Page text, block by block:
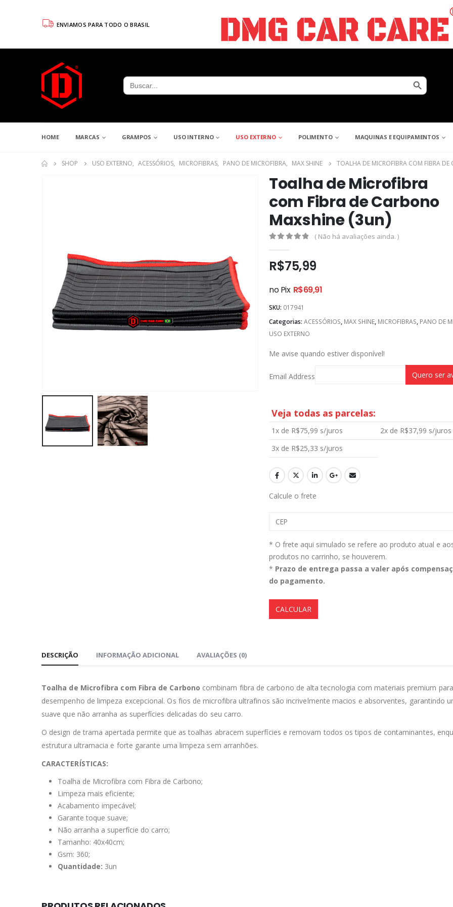
ENVIAMOS PARA TODO O BRASIL
Search
for:
Search Button
HOME MARCAS GRAMPOS USO INTERNO USO EXTERNO POLIMENTO MAQUINAS E EQUIPAMENTOS
SHOP USO EXTERNO, ACESSÓRIOS, MICROFIBRAS, PANO DE MICROFIBRA, MAX SHINE TOALHA DE MICROFIBRA COM FIBRA
Toalha de Microfibra
com Fibra de Carbono
Maxshine (3un)
( Não há avaliações ainda. )
R$75,99
no Pix R$69,91
SKU: 017941
Categorias: ACESSÓRIOS, MAX SHINE, MICROFIBRAS, PANO DE
USO EXTERNO
Me avise quando estiver disponível!
Email Address
Veja todas as parcelas:
1x de R$75,99 s/juros 2x de R$37,99 s/juros
3x de R$25,33 s/juros
Calcule o frete
* O frete aqui simulado se refere ao produto atual e
produtos no carrinho, se houverem.
* Prazo de entrega passa a valer após
do pagamento.
CALCULAR
DESCRIÇÃO INFORMAÇÃO ADICIONAL AVALIAÇÕES (0)
Toalha de Microfibra com Fibra de Carbono combinam fibra de carbono de alta tecnologia com materiais premium
desempenho de limpeza excepcional. Os fios de microfibra ultrafinos são incrivelmente macios e absorventes, garantindo
suave que não arranha as superfícies delicadas do seu carro.
O design de trama apertada permite que as toalhas abracem superfícies e removam todos os tipos de contaminantes,
estrutura ultramacia e forte garante uma limpeza sem arranhões.
CARACTERÍSTICAS:
Toalha de Microfibra com Fibra de Carbono;
Limpeza mais eficiente;
Acabamento impecável;
Garante toque suave;
Não arranha a superfície do carro;
Tamanho: 40x40cm;
Gsm: 360;
Quantidade: 3un
0R$234,99
out of 5
R$234,99